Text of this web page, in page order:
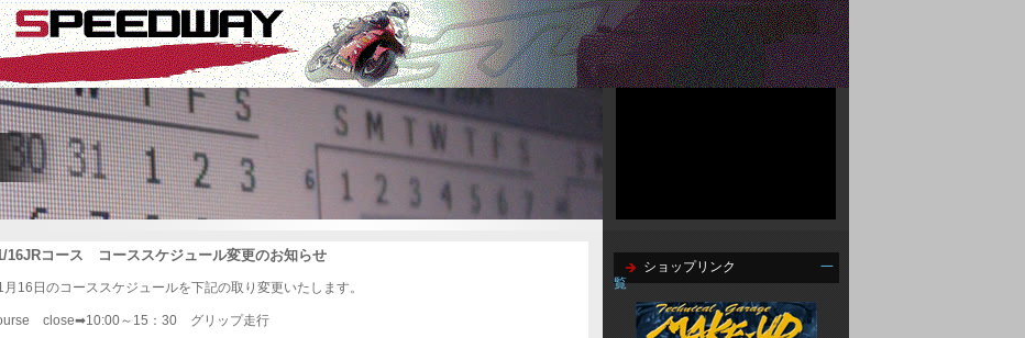
16JRコース コーススケジュール変更のお知らせ
月16日のコーススケジュールを下記の取り変更いたします。
close➡10:00～15：30 グリップ走行
ショップリンク
一
覧